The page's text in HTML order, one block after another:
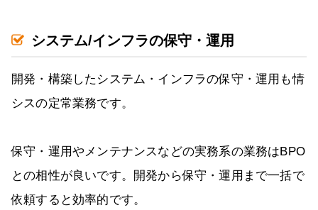
システム/インフラの保守・運用
開発・構築したシステム・インフラの保守・運用も情
シスの定常業務です。
保守・運用やメンテナンスなどの実務系の業務はBPO
との相性が良いです。開発から保守・運用まで一括で
依頼すると効率的です。